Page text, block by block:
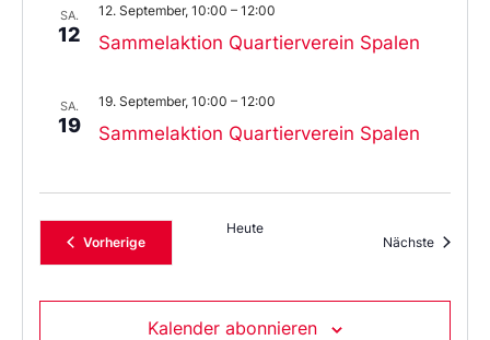
SA.
12 Sammelaktion Quartierverein Spalen
12. September, 10:00 – 12:00
SA.
19 Sammelaktion Quartierverein Spalen
19. September, 10:00 – 12:00
VorherigeVeranstaltungen
Heute
Nächste
Kalender abonnieren